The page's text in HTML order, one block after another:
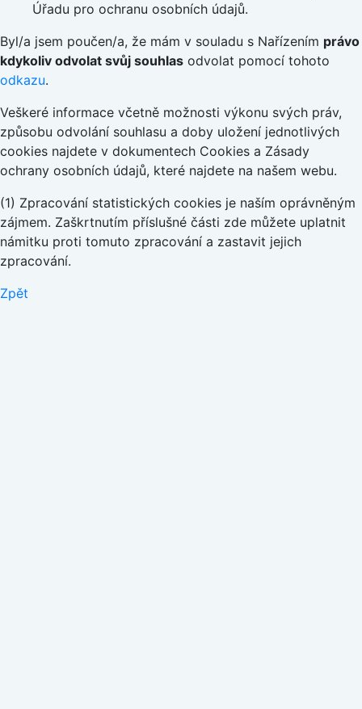
Úřadu pro ochranu osobních údajů.
Byl/a jsem poučen/a, že mám v souladu s Nařízením právo
kdykoliv odvolat svůj souhlas odvolat pomocí tohoto
odkazu.
Veškeré informace včetně možnosti výkonu svých práv,
způsobu odvolání souhlasu a doby uložení jednotlivých
cookies najdete v dokumentech Cookies a Zásady
ochrany osobních údajů, které najdete na našem webu.
(1) Zpracování statistických cookies je naším oprávněným
zájmem. Zaškrtnutím příslušné části zde můžete uplatnit
námitku proti tomuto zpracování a zastavit jejich
zpracování.
Zpět